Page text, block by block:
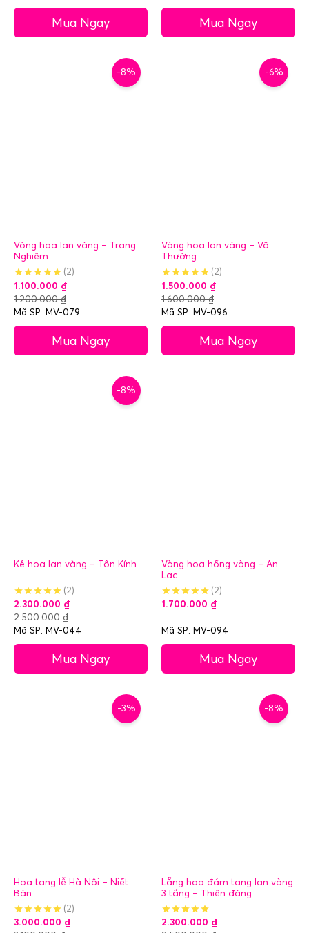
Mua Ngay Mua Ngay
-8%
Vòng hoa lan vàng – Trang
Nghiêm
(2)
1.100.000 ₫
1.200.000₫
Mã SP: MV-079
Mua Ngay
-6%
Vòng hoa lan vàng – Vô
Thường
(2)
1.500.000 ₫
1.600.000₫
Mã SP: MV-096
Mua Ngay
-8%
Kệ hoa lan vàng – Tôn Kính
(2)
2.300.000 ₫
2.500.000₫
Mã SP: MV-044
Mua Ngay
Vòng hoa hồng vàng – An
Lạc
(2)
1.700.000 ₫
Mã SP: MV-094
Mua Ngay
-3%
Hoa tang lễ Hà Nội – Niết
Bàn
(2)
3.000.000 ₫
-8%
Lẵng hoa đám tang lan vàng
3 tầng – Thiên đàng
2.300.000 ₫